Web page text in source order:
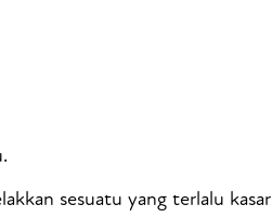
sesuatu yang terlalu kasar